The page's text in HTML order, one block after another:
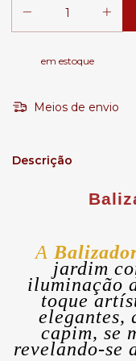
em estoque
Meios de envio
Descrição
A
jardim
iluminação
toque
elegantes,
capim, se
revelando-se